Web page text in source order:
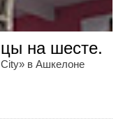
на шесте.
в Ашкелоне